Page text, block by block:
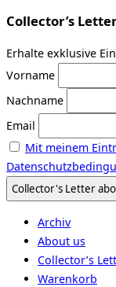
Collector’s
Erhalte exklusive
Vorname
Nachname
Email
Mit meinem
Archiv
About us
Collector’s
Warenkorb